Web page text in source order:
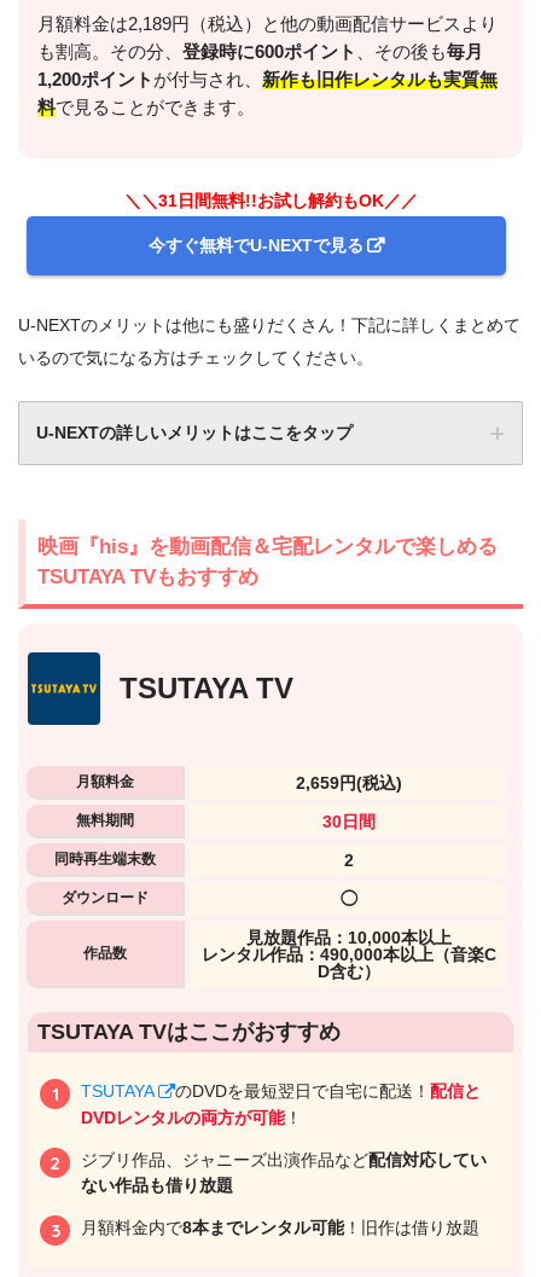
月額料金は2,189円（税込）と他の動画配信サービスより
も割高。その分、 登録時に600ポイント 、その後も毎月
1,200ポイント が付与され、 新作も旧作レンタルも実質無
料で見ることができます。
＼＼31日間無料!!お試し解約もOK／／
今すぐ無料でU-NEXTで見る
U-NEXTのメリットは他にも盛りだくさん！下記に詳しくまとめて
いるので気になる方はチェックしてください。
U-NEXTの詳しいメリットはここをタップ
出典: U-NEXTヘルプセンター
映画『his』を動画配信＆宅配レンタルで楽しめる
TSUTAYA TVもおすすめ
TSUTAYA TV
月額料金 2,659円(税込)
無料期間 30日間
同時再生端末数 2
ダウンロード ◯
作品数
⾒放題作品：10,000本以上
レンタル作品：490,000本以上（音楽C
D含む）
TSUTAYA TVはここがおすすめ
TSUTAYA のDVDを最短翌日で自宅に配送！配信と
DVDレンタルの両方が可能！
ジブリ作品、ジャニーズ出演作品など配信対応してい
ない作品も借り放題
月額料金内で8本までレンタル可能！旧作は借り放題